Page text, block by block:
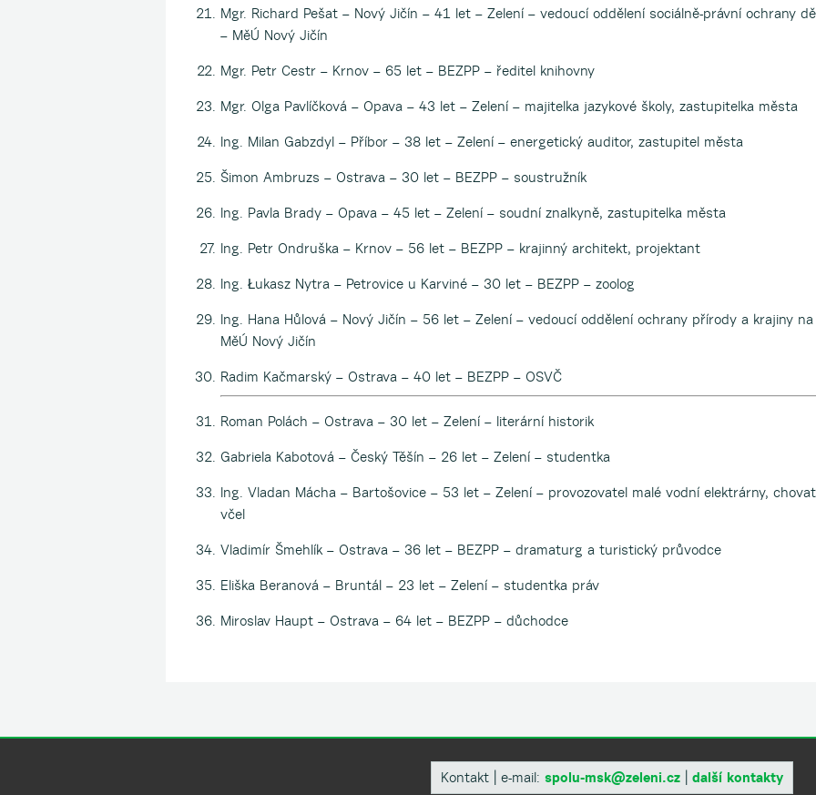
Mgr. Richard Pešat – Nový Jičín – 41 let – Zelení – vedoucí oddělení sociálně-právní ochrany
– MěÚ Nový Jičín
Mgr. Petr Cestr – Krnov – 65 let – BEZPP – ředitel knihovny
Mgr. Olga Pavlíčková – Opava – 43 let – Zelení – majitelka jazykové školy, zastupitelka města
Ing. Milan Gabzdyl – Příbor – 38 let – Zelení – energetický auditor, zastupitel města
Šimon Ambruzs – Ostrava – 30 let – BEZPP – soustružník
Ing. Pavla Brady – Opava – 45 let – Zelení – soudní znalkyně, zastupitelka města
Ing. Petr Ondruška – Krnov – 56 let – BEZPP – krajinný architekt, projektant
Ing. Łukasz Nytra – Petrovice u Karviné – 30 let – BEZPP – zoolog
Ing. Hana Hůlová – Nový Jičín – 56 let – Zelení – vedoucí oddělení ochrany přírody a krajiny na
MěÚ Nový Jičín
Radim Kačmarský – Ostrava – 40 let – BEZPP – OSVČ
Roman Polách – Ostrava – 30 let – Zelení – literární historik
Gabriela Kabotová – Český Těšín – 26 let – Zelení – studentka
Ing. Vladan Mácha – Bartošovice – 53 let – Zelení – provozovatel malé vodní elektrárny,
včel
Vladimír Šmehlík – Ostrava – 36 let – BEZPP – dramaturg a turistický průvodce
Eliška Beranová – Bruntál – 23 let – Zelení – studentka práv
Miroslav Haupt – Ostrava – 64 let – BEZPP – důchodce
Kontakt | e-mail: spolu-msk@zeleni.cz další kontakty